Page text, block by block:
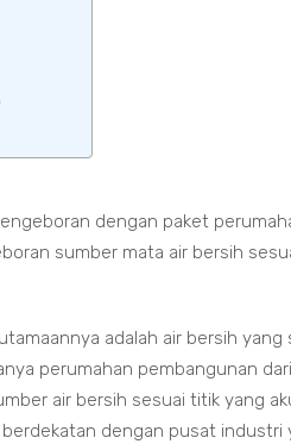
dengan paket
sumber mata air bersih
adalah air bersih yang
perumahan pembangunan
air bersih sesuai titik yang
dengan pusat industri